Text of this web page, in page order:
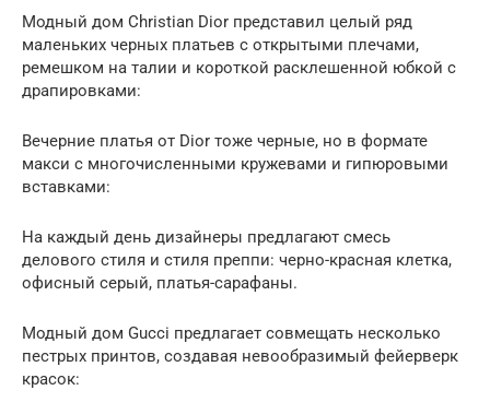
Модный дом Christian Dior представил целый ряд
маленьких черных платьев с открытыми плечами,
ремешком на талии и короткой расклешенной юбкой с
драпировками:
Вечерние платья от Dior тоже черные, но в формате
макси с многочисленными кружевами и гипюровыми
вставками:
На каждый день дизайнеры предлагают смесь
делового стиля и стиля преппи: черно-красная клетка,
офисный серый, платья-сарафаны.
Модный дом Gucci предлагает совмещать несколько
пестрых принтов, создавая невообразимый фейерверк
красок: